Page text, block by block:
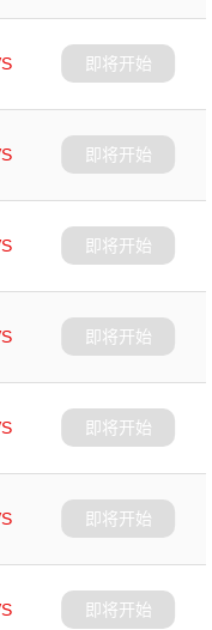
即将开始
即将开始
即将开始
即将开始
即将开始
即将开始
即将开始